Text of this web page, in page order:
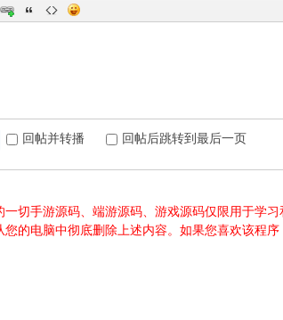
回帖并转播 回帖后跳转到最后一页
切手游源码、端游源码、游戏源码仅限用于学
的电脑中彻底删除上述内容。如果您喜欢该程